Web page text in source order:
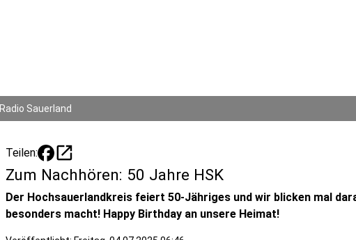
Radio Sauerland
Teilen: open_in_new
Zum Nachhören: 50 Jahre HSK
Der Hochsauerlandkreis feiert 50-Jähriges und wir blicken mal
besonders macht! Happy Birthday an unsere Heimat!